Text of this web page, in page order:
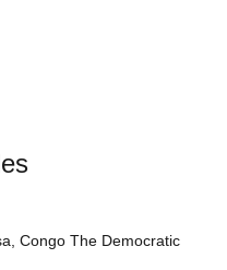
Congo The Democratic